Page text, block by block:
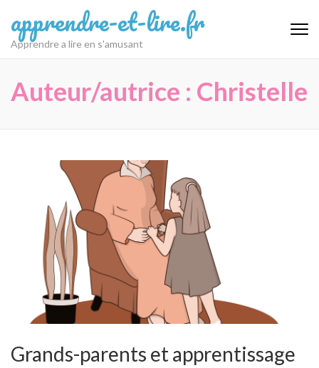
au
contenu
apprendre-et-lire.fr
Apprendre a lire en s'amusant
Auteur/autrice : Christelle
Grands-parents et apprentissage